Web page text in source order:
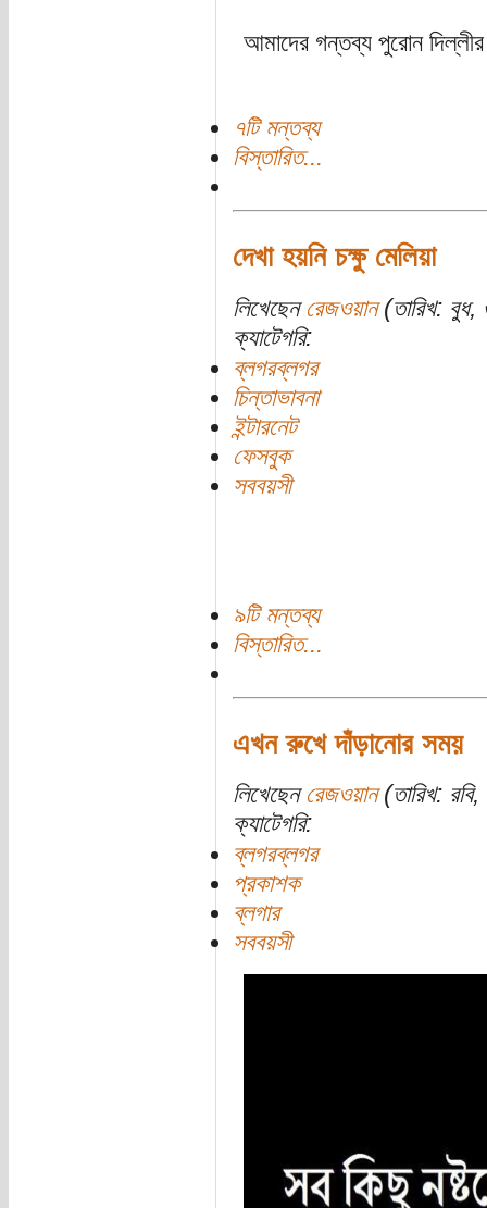
আমাদের গন্তব্য পুরোন
৭টি মন্তব্য
বিস্তারিত...
দেখা হয়নি চক্ষু মেলিয়া
লিখেছেন রেজওয়ান(তারিখ: বুধ,
ক্যাটেগরি:
ব্লগরব্লগর
চিন্তাভাবনা
ইন্টারনেট
ফেসবুক
সববয়সী
৯টি মন্তব্য
বিস্তারিত...
এখন রুখে দাঁড়ানোর সময়
লিখেছেন রেজওয়ান(তারিখ:
ক্যাটেগরি:
ব্লগরব্লগর
প্রকাশক
ব্লগার
সববয়সী